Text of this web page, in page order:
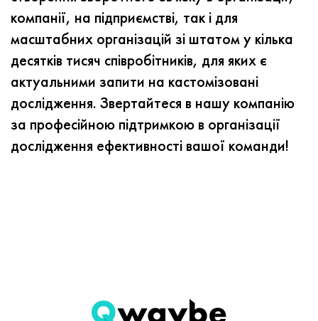
компанії, на підприємстві, так і для
масштабних організацій зі штатом у кілька
десятків тисяч співробітників, для яких є
актуальними запити на кастомізовані
дослідження. Звертайтеся в нашу компанію
за професійною підтримкою в організації
дослідження ефективності вашої команди!